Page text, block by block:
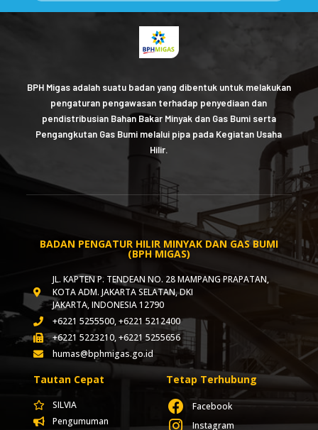
BPH Migas adalah suatu badan yang dibentuk untuk melakukan
pengaturan pengawasan terhadap penyediaan dan
pendistribusian Bahan Bakar Minyak dan Gas Bumi serta
Pengangkutan Gas Bumi melalui pipa pada Kegiatan Usaha
Hilir.
BADAN PENGATUR HILIR MINYAK DAN GAS BUMI
(BPH MIGAS)
JL. KAPTEN P. TENDEAN NO. 28 MAMPANG PRAPATAN,
KOTA ADM. JAKARTA SELATAN, DKI
JAKARTA, INDONESIA 12790
+6221 5255500, +6221 5212400
+6221 5223210, +6221 5255656
humas@bphmigas.go.id
Tautan Cepat
SILVIA
Pengumuman
Tetap Terhubung
Facebook
Instagram